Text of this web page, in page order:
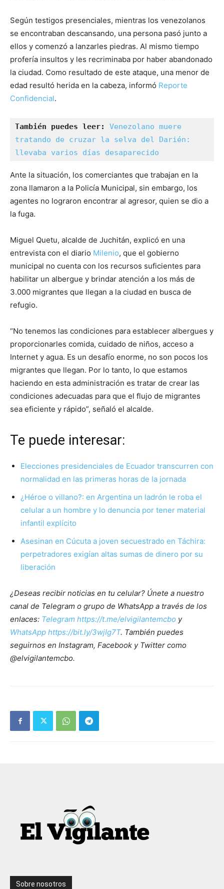
Según testigos presenciales, mientras los venezolanos
se encontraban descansando, una persona pasó junto a
ellos y comenzó a lanzarles piedras. Al mismo tiempo
profería insultos y les recriminaba por haber abandonado
la ciudad. Como resultado de este ataque, una menor de
edad resultó herida en la cabeza, informó Reporte
Confidencial.
También puedes leer:
Venezolano muere
tratando de cruzar la selva del Darién:
llevaba varios días desaparecido
Ante la situación, los comerciantes que trabajan en la
zona llamaron a la Policía Municipal, sin embargo, los
agentes no lograron encontrar al agresor, quien se dio a
la fuga.
Miguel Quetu, alcalde de Juchitán, explicó en una
entrevista con el diario Milenio, que el gobierno
municipal no cuenta con los recursos suficientes para
habilitar un albergue y brindar atención a los más de
3.000 migrantes que llegan a la ciudad en busca de
refugio.
“No tenemos las condiciones para establecer albergues y
proporcionarles comida, cuidado de niños, acceso a
Internet y agua. Es un desafío enorme, no son pocos los
migrantes que llegan. Por lo tanto, lo que estamos
haciendo en esta administración es tratar de crear las
condiciones adecuadas para que el flujo de migrantes
sea eficiente y rápido”, señaló el alcalde.
Te puede interesar:
Elecciones presidenciales de Ecuador transcurren con
normalidad en las primeras horas de la jornada
¿Héroe o villano?: en Argentina un ladrón le roba el
celular a un hombre y lo denuncia por tener material
infantil explícito
Asesinan en Cúcuta a joven secuestrado en Táchira:
perpetradores exigían altas sumas de dinero por su
liberación
¿Deseas recibir noticias en tu celular? Únete a nuestro
canal de Telegram o grupo de WhatsApp a través de los
enlaces: Telegram https://t.me/elvigilantemcbo y
WhatsApp https://bit.ly/3wjIg7T. También puedes
seguirnos en Instagram, Facebook y Twitter como
@elvigilantemcbo.
Sobre nosotros